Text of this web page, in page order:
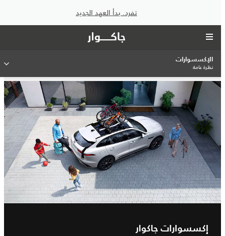
تفرد. بدأ العهد الجديد
الإكسسوارات
نظرة عامة
إكسسوارات جاكوار